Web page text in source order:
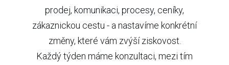
prodej, komunikaci, procesy, ceníky,
zákaznickou cestu - a nastavíme konkrétní
změny, které vám zvýší ziskovost.
Každý týden máme konzultaci, mezi tím